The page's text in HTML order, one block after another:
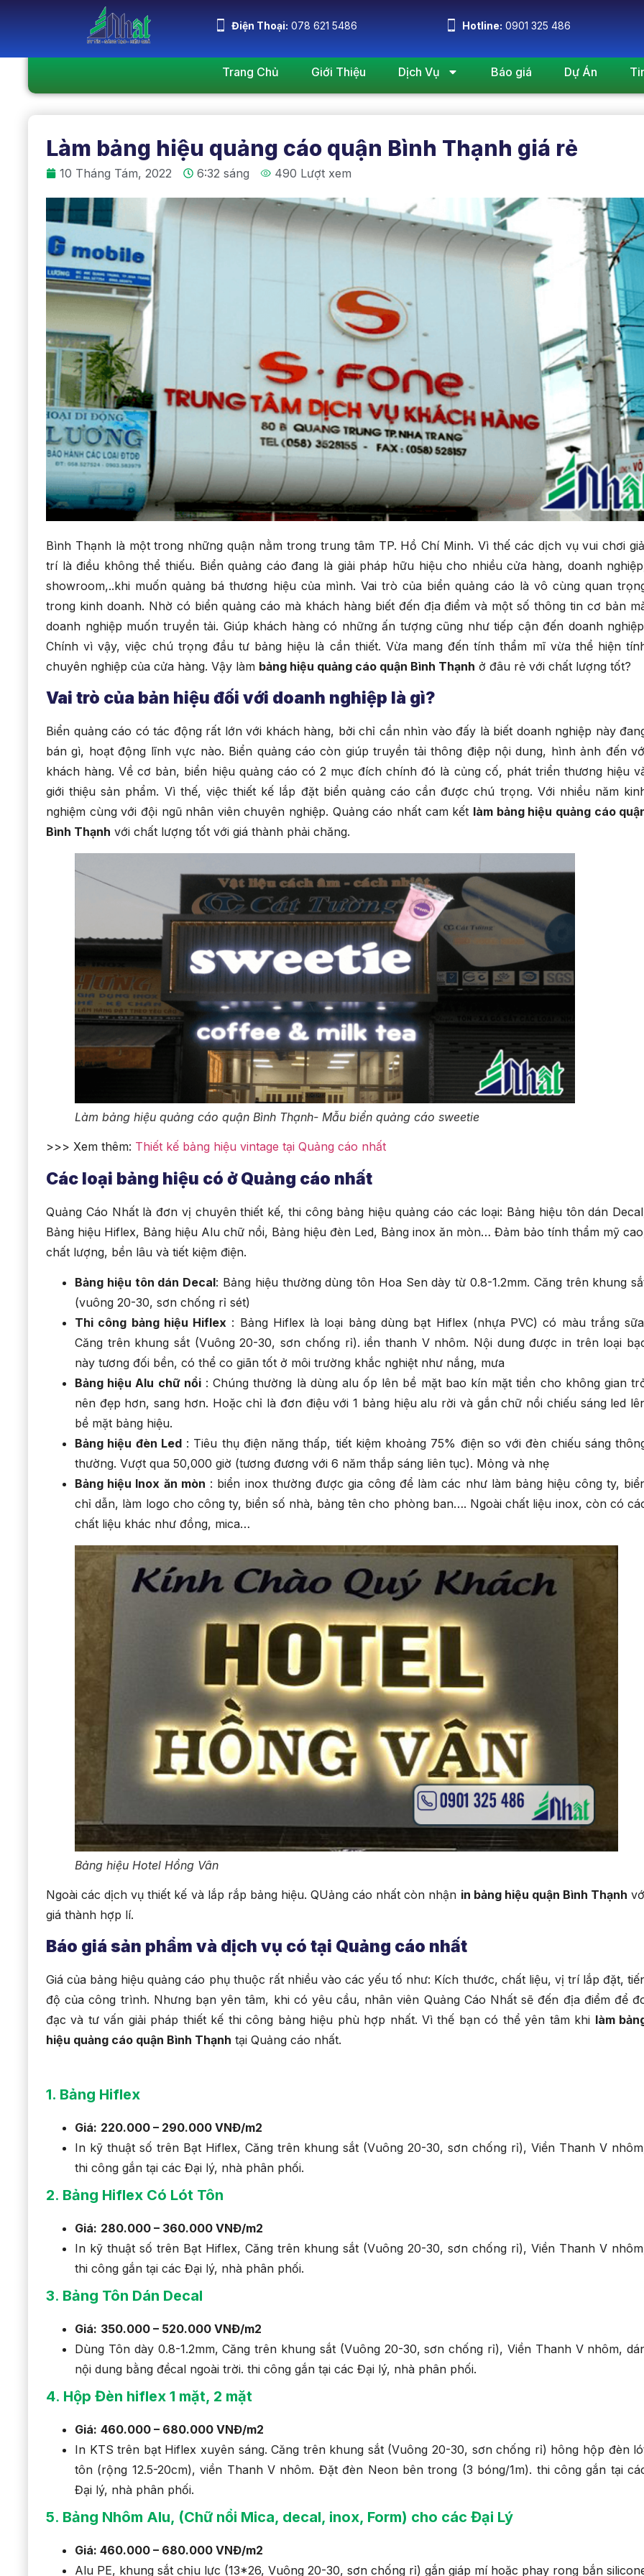
Điện Thoại: 078 621 5486 Hotline: 0901 325 486
Trang Chủ Giới Thiệu Dịch Vụ Báo giá Dự Án
Làm bảng hiệu quảng cáo quận Bình Thạnh giá rẻ
10 Tháng Tám, 2022 6:32 sáng 490 Lượt xem
Bình Thạnh là một trong những quận nằm trong trung tâm TP. Hồ Chí Minh. Vì thế các dịch vụ vui chơi
trí là điều không thể thiếu. Biển quảng cáo đang là giải pháp hữu hiệu cho nhiều cửa hàng, doanh
showroom,..khi muốn quảng bá thương hiệu của mình. Vai trò của biển quảng cáo là vô cùng quan
trong kinh doanh. Nhờ có biển quảng cáo mà khách hàng biết đến địa điểm và một số thông tin cơ bản
doanh nghiệp muốn truyền tải. Giúp khách hàng có những ấn tượng cũng như tiếp cận đến doanh
Chính vì vậy, việc chú trọng đầu tư bảng hiệu là cần thiết. Vừa mang đến tính thẩm mĩ vừa thể hiện
chuyên nghiệp của cửa hàng. Vậy làm bảng hiệu quảng cáo quận Bình Thạnh ở đâu rẻ với chất lượng tốt?
Vai trò của bản hiệu đối với doanh nghiệp là gì?
Biển quảng cáo có tác động rất lớn với khách hàng, bởi chỉ cần nhìn vào đấy là biết doanh nghiệp này
bán gì, hoạt động lĩnh vực nào. Biển quảng cáo còn giúp truyền tải thông điệp nội dung, hình ảnh đến
khách hàng. Về cơ bản, biển hiệu quảng cáo có 2 mục đích chính đó là củng cố, phát triển thương hiệu
giới thiệu sản phẩm. Vì thế, việc thiết kế lắp đặt biển quảng cáo cần được chú trọng. Với nhiều năm
nghiệm cùng với đội ngũ nhân viên chuyên nghiệp. Quảng cáo nhất cam kết làm bảng hiệu quảng cáo
Bình Thạnh với chất lượng tốt với giá thành phải chăng.
Làm bảng hiệu quảng cáo quận Bình Thạnh- Mẫu biển quảng cáo sweetie
>>> Xem thêm: Thiết kế bảng hiệu vintage tại Quảng cáo nhất
Các loại bảng hiệu có ở Quảng cáo nhất
Quảng Cáo Nhất là đơn vị chuyên thiết kế, thi công bảng hiệu quảng cáo các loại: Bảng hiệu tôn dán
Bảng hiệu Hiflex, Bảng hiệu Alu chữ nổi, Bảng hiệu đèn Led, Bảng inox ăn mòn… Đảm bảo tính thẩm mỹ
chất lượng, bền lâu và tiết kiệm điện.
Bảng hiệu tôn dán Decal: Bảng hiệu thường dùng tôn Hoa Sen dày từ 0.8-1.2mm. Căng trên khung
(vuông 20-30, sơn chống rỉ sét)
Thi công bảng hiệu Hiflex : Bảng Hiflex là loại bảng dùng bạt Hiflex (nhựa PVC) có màu trắng
Căng trên khung sắt (Vuông 20-30, sơn chống rỉ). iền thanh V nhôm. Nội dung được in trên loại
này tương đối bền, có thể co giãn tốt ở môi trường khắc nghiệt như nắng, mưa
Bảng hiệu Alu chữ nổi: Chúng thường là dùng alu ốp lên bề mặt bao kín mặt tiền cho không gian
nên đẹp hơn, sang hơn. Hoặc chỉ là đơn điệu với 1 bảng hiệu alu rời và gắn chữ nổi chiếu sáng led
bề mặt bảng hiệu.
Bảng hiệu đèn Led: Tiêu thụ điện năng thấp, tiết kiệm khoảng 75% điện so với đèn chiếu sáng
thường. Vượt qua 50,000 giờ (tương đương với 6 năm thắp sáng liên tục). Mỏng và nhẹ
Bảng hiệu Inox ăn mòn : biển inox thường được gia công để làm các như làm bảng hiệu công ty,
chỉ dẫn, làm logo cho công ty, biển số nhà, bảng tên cho phòng ban…. Ngoài chất liệu inox, còn có
chất liệu khác như đồng, mica…
Bảng hiệu Hotel Hồng Vân
Ngoài các dịch vụ thiết kế và lắp rắp bảng hiệu. QUảng cáo nhất còn nhận in bảng hiệu quận Bình Thạnh
giá thành hợp lí.
Báo giá sản phẩm và dịch vụ có tại Quảng cáo nhất
Giá của bảng hiệu quảng cáo phụ thuộc rất nhiều vào các yếu tố như: Kích thước, chất liệu, vị trí lắp đặt,
độ của công trình. Nhưng bạn yên tâm, khi có yêu cầu, nhân viên Quảng Cáo Nhất sẽ đến địa điểm để
đạc và tư vấn giải pháp thiết kế thi công bảng hiệu phù hợp nhất. Vì thế bạn có thể yên tâm khi làm
hiệu quảng cáo quận Bình Thạnh tại Quảng cáo nhất.
1. Bảng Hiflex
Giá: 220.000 – 290.000 VNĐ/m2
In kỹ thuật số trên Bạt Hiflex, Căng trên khung sắt (Vuông 20-30, sơn chống rỉ), Viền Thanh V
thi công gắn tại các Đại lý, nhà phân phối.
2. Bảng Hiflex Có Lót Tôn
Giá: 280.000 – 360.000 VNĐ/m2
In kỹ thuật số trên Bạt Hiflex, Căng trên khung sắt (Vuông 20-30, sơn chống rỉ), Viền Thanh V
thi công gắn tại các Đại lý, nhà phân phối.
3. Bảng Tôn Dán Decal
Giá: 350.000 – 520.000 VNĐ/m2
Dùng Tôn dày 0.8-1.2mm, Căng trên khung sắt (Vuông 20-30, sơn chống rỉ), Viền Thanh V nhôm,
nội dung bằng đềcal ngoài trời. thi công gắn tại các Đại lý, nhà phân phối.
4. Hộp Đèn hiflex 1 mặt, 2 mặt
Giá: 460.000 – 680.000 VNĐ/m2
In KTS trên bạt Hiflex xuyên sáng. Căng trên khung sắt (Vuông 20-30, sơn chống rỉ) hông hộp đèn
tôn (rộng 12.5-20cm), viền Thanh V nhôm. Đặt đèn Neon bên trong (3 bóng/1m). thi công gắn tại
Đại lý, nhà phân phối.
5. Bảng Nhôm Alu, (Chữ nổi Mica, decal, inox, Form) cho các Đại Lý
Giá: 460.000 – 680.000 VNĐ/m2
Alu PE, khung sắt chịu lực (13*26, Vuông 20-30, sơn chống rỉ) gắn giáp mí hoặc phay rong bắn